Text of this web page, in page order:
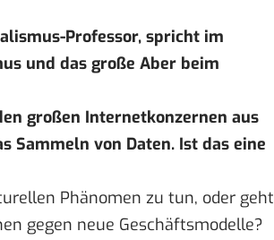
Professor, spricht im
und das große Aber beim
großen Internetkonzernen aus
Sammeln von Daten. Ist das eine
Phänomen zu tun, oder geht
gegen neue Geschäftsmodelle?